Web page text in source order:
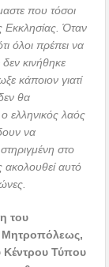
που τόσοι
Εκκλησίας. Όταν
όλοι πρέπει να
κινήθηκε
κάποιον γιατί
θα
ελληνικός λαός
να
στο
ακολουθεί αυτό
του
Μητροπόλεως,
Κέντρου Τύπου